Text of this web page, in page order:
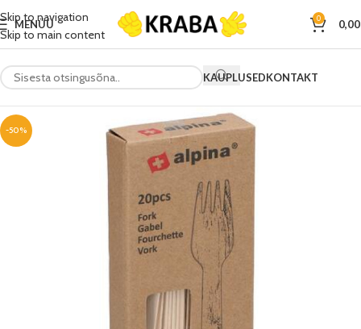
Skip to navigation
Skip to main content
MENÜÜ 0
KAUPLUSEDKONTAKT
-50%